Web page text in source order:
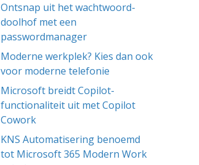
Ontsnap uit het wachtwoord-
doolhof met een
passwordmanager
Moderne werkplek? Kies dan ook
voor moderne telefonie
Microsoft breidt Copilot-
functionaliteit uit met Copilot
Cowork
KNS Automatisering benoemd
tot Microsoft 365 Modern Work